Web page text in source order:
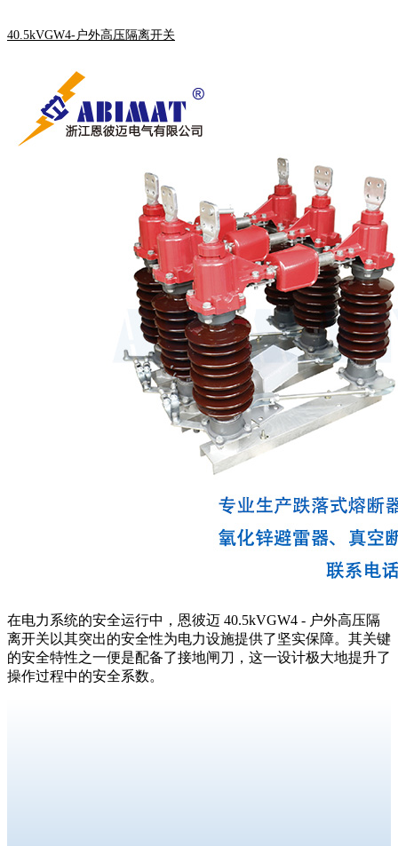
40.5kVGW4-户外高压隔离开关
在电力系统的安全运行中，恩彼迈 40.5kVGW4 - 户外高压隔
离开关以其突出的安全性为电力设施提供了坚实保障。其关键
的安全特性之一便是配备了接地闸刀，这一设计极大地提升了
操作过程中的安全系数。